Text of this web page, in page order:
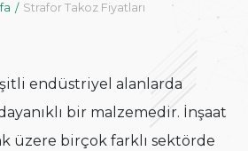
Strafor Takoz Fiyatları
endüstriyel alanlarda
bir malzemedir. İnşaat
üzere birçok farklı sektörde